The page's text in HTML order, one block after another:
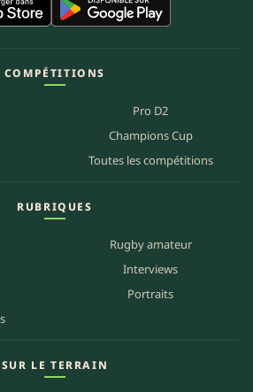
COMPÉTITIONS
Pro D2
Champions Cup
Toutes les compétitions
RUBRIQUES
Rugby amateur
Interviews
Portraits
SUR LE TERRAIN